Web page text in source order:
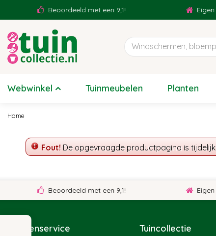
Home
Beoordeeld met een 9,1! Eigen
Webwinkel Tuinmeubelen Planten
Fout! De opgevraagde productpagina is
Beoordeeld met een 9,1! Eigen
Klantenservice Tuincollectie